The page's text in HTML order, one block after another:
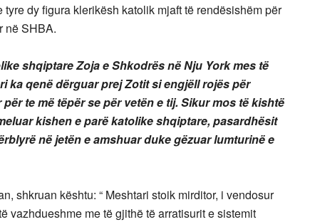
dy figura klerikësh katolik mjaft të rendësishëm për
në SHBA.
shqiptareZoja e Shkodrës në Nju York mes të
ka qenë dërguar prej Zotit si engjëll rojës për
te më tëpër se për vetën e tij. Sikur mos të kishtë
kishene parë katolike shqiptare, pasardhësit
në jetën e amshuar duke gëzuar lumturinëe
shkruan kështu: “ Meshtari stoik mirditor, i vendosur
vazhdueshme me të gjithë të arratisurit e sistemit